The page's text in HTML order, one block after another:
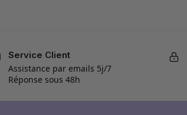
Service Client
Assistance par emails 5j/7
Réponse sous 48h